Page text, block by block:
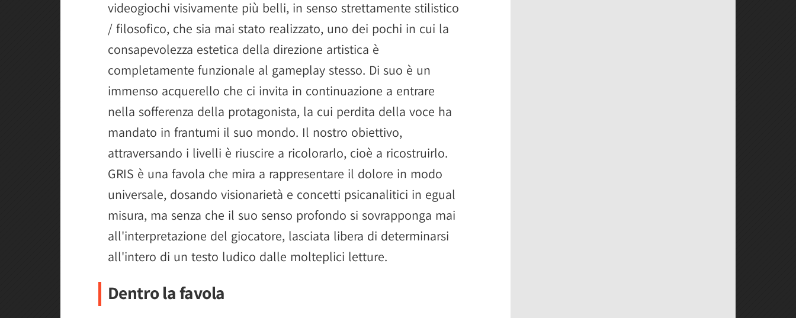
videogiochi visivamente più belli, in senso strettamente stilistico
/ filosofico, che sia mai stato realizzato, uno dei pochi in cui la
consapevolezza estetica della direzione artistica è
completamente funzionale al gameplay stesso. Di suo è un
immenso acquerello che ci invita in continuazione a entrare
nella sofferenza della protagonista, la cui perdita della voce ha
mandato in frantumi il suo mondo. Il nostro obiettivo,
attraversando i livelli è riuscire a ricolorarlo, cioè a ricostruirlo.
GRIS è una favola che mira a rappresentare il dolore in modo
universale, dosando visionarietà e concetti psicanalitici in egual
misura, ma senza che il suo senso profondo si sovrapponga mai
all'interpretazione del giocatore, lasciata libera di determinarsi
all'intero di un testo ludico dalle molteplici letture.
Dentro la favola